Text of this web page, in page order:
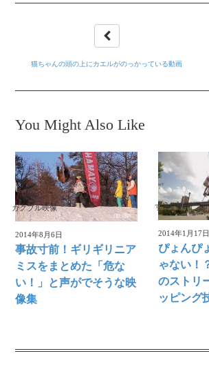
猫ちゃんの頭の上にカエルがのっかっている動画
You Might Also Like
ガクブル映像
2014年8月6日
事故寸前！ギリギリニア
ミスをまとめた「危な
い！」と声がでそうな映
像集
すごい動画
2014年1月17日
ぴょんぴ
ゃない！
のストリ
ッピング